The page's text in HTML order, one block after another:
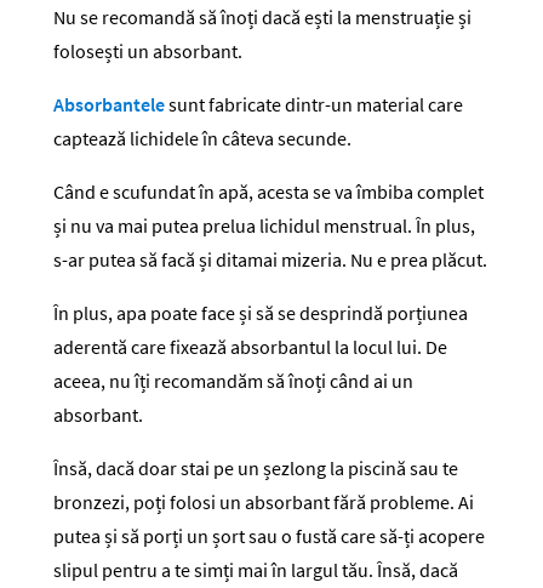
Nu se recomandă să înoți dacă ești la menstruație și
folosești un absorbant.
Absorbantelesunt fabricate dintr-un material care
captează lichidele în câteva secunde.
Când e scufundat în apă, acesta se va îmbiba complet
și nu va mai putea prelua lichidul menstrual. În plus,
s-ar putea să facă și ditamai mizeria. Nu e prea plăcut.
În plus, apa poate face și să se desprindă porțiunea
aderentă care fixează absorbantul la locul lui. De
aceea, nu îți recomandăm să înoți când ai un
absorbant.
Însă, dacă doar stai pe un șezlong la piscină sau te
bronzezi, poți folosi un absorbant fără probleme. Ai
putea și să porți un șort sau o fustă care să-ți acopere
slipul pentru a te simți mai în largul tău. Însă, dacă